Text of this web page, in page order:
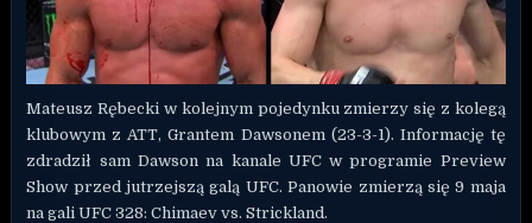
Mateusz Rębecki w kolejnym pojedynku zmierzy się z kolegą
klubowym z ATT, Grantem Dawsonem (23-3-1). Informację tę
zdradził sam Dawson na kanale UFC w programie Preview
Show przed jutrzejszą galą UFC. Panowie zmierzą się 9 maja
na galiUFC 328: Chimaev vs. Strickland.